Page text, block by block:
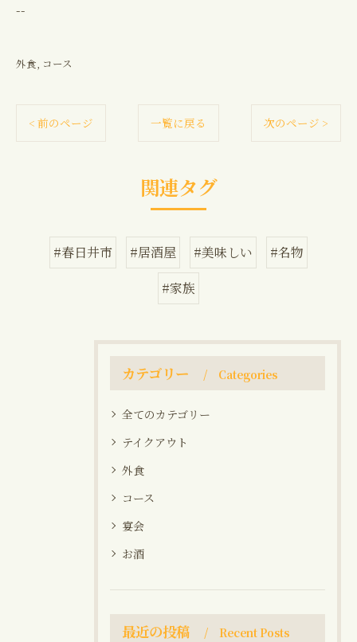
--
外食 コース
< 前のページ 一覧に戻る 次のページ >
関連タグ
#春日井市 #居酒屋 #美味しい
#名物
#家族
カテゴリー Categories
全てのカテゴリー
テイクアウト
外食
コース
宴会
お酒
最近の投稿 Recent Posts